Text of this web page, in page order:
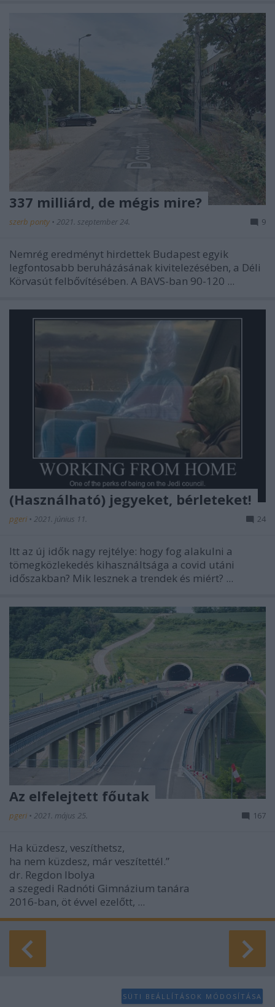
337 milliárd, de mégis mire?
szerb ponty • 2021. szeptember 24. 9
Nemrég eredményt hirdettek Budapest egyik
legfontosabb beruházásának kivitelezésében, a Déli
Körvasút felbővítésében. A BAVS-ban 90-120 ...
(Használható) jegyeket, bérleteket!
pgeri • 2021. június 11. 24
Itt az új idők nagy rejtélye: hogy fog alakulni a
tömegközlekedés kihasználtsága a covid utáni
időszakban? Mik lesznek a trendek és miért? ...
Az elfelejtett főutak
pgeri • 2021. május 25. 167
Ha küzdesz, veszíthetsz,
ha nem küzdesz, már veszítettél.”
dr. Regdon Ibolya
a szegedi Radnóti Gimnázium tanára
2016-ban, öt évvel ezelőtt, ...
SÜTI BEÁLLÍTÁSOK MÓDOSÍTÁSA